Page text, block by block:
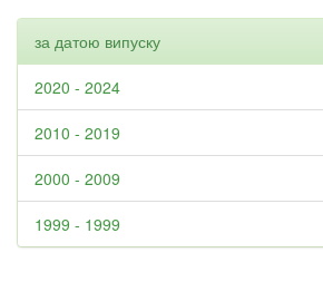
за датою випуску
2020 - 2024
2010 - 2019
2000 - 2009
1999 - 1999